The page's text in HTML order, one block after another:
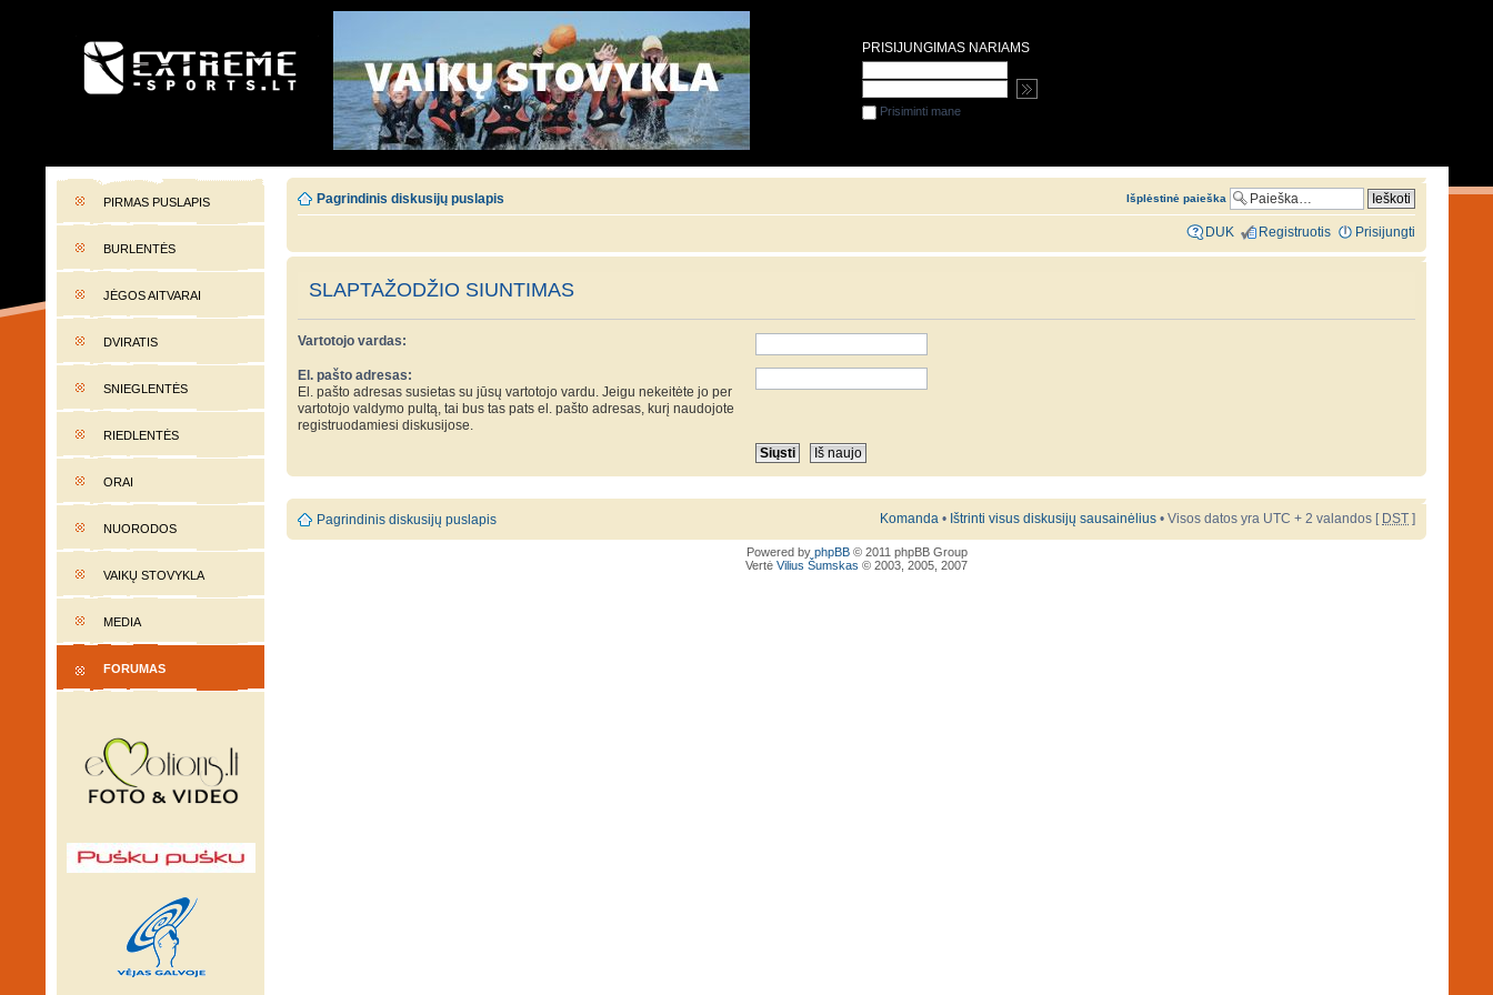
EXTREME-SPORTS.LT
PIRMAS PUSLAPIS
BURLENTĖS
JĖGOS AITVARAI
DVIRATIS
SNIEGLENTĖS
RIEDLENTĖS
ORAI
NUORODOS
VAIKŲ STOVYKLA
MEDIA
FORUMAS
Pagrindinis diskusijų puslapis Išplėstinė paieška
DUK Registruotis Prisijungti
SLAPTAŽODŽIO SIUNTIMAS
Vartotojo vardas:
El. pašto adresas:
El. pašto adresas susietas su jūsų vartotojo vardu. Jeigu nekeitėte jo per
vartotojo valdymo pultą, tai bus tas pats el. pašto adresas, kurį naudojote
registruodamiesi diskusijose.
Pagrindinis diskusijų puslapis Komanda • Ištrinti visus diskusijų sausainėlius • Visos datos yra UTC + 2 valandos [ DST ]
Powered by phpBB© 2011 phpBB Group
Vertė Vilius Šumskas © 2003, 2005, 2007
PRISIJUNGIMAS NARIAMS
Prisiminti mane